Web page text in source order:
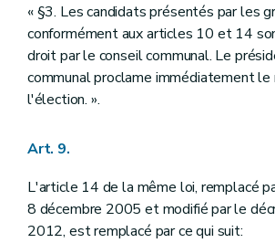
« §3. Les candidats présentés par les
conformément aux articles 10 et 14
droit par le conseil communal. Le
communal proclame immédiatement
l'élection. ».
Art. 9.
L'article 14 de la même loi, remplacé
8 décembre 2005 et modifié par le
2012, est remplacé par ce qui suit: